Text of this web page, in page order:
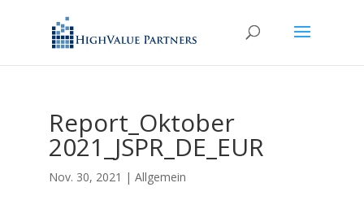
Report_Oktober
2021_JSPR_DE_EUR
Nov. 30, 2021 | Allgemein